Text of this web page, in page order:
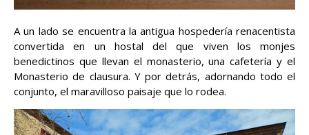
A un lado se encuentra la antigua hospedería renacentista
convertida en un hostal del que viven los monjes
benedictinos que llevan el monasterio, una cafetería y el
Monasterio de clausura. Y por detrás, adornando todo el
conjunto, el maravilloso paisaje que lo rodea.